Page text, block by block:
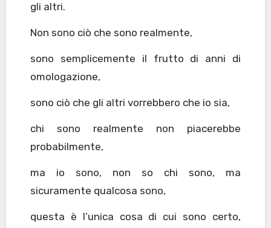
gli altri.
Non sono ciò che sono realmente,
sono semplicemente il frutto di anni di
omologazione,
sono ciò che gli altri vorrebbero che io sia,
chi sono realmente non piacerebbe
probabilmente,
ma io sono, non so chi sono, ma
sicuramente qualcosa sono,
questa è l’unica cosa di cui sono certo,